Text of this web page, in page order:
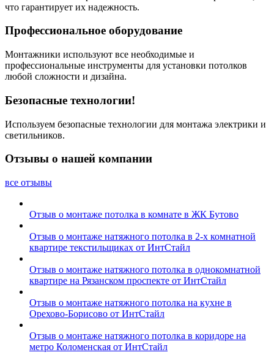
что гарантирует их надежность.
Профессиональное оборудование
Монтажники используют все необходимые и
профессиональные инструменты для установки потолков
любой сложности и дизайна.
Безопасные технологии!
Используем безопасные технологии для монтажа электрики и
светильников.
Отзывы о нашей компании
все отзывы
Отзыв о монтаже потолка в комнате в ЖК Бутово
Отзыв о монтаже натяжного потолка в 2-х комнатной
квартире текстильщиках от ИнтСтайл
Отзыв о монтаже натяжного потолка в однокомнатной
квартире на Рязанском проспекте от ИнтСтайл
Отзыв о монтаже натяжного потолка на кухне в
Орехово-Борисово от ИнтСтайл
Отзыв о монтаже натяжного потолка в коридоре на
метро Коломенская от ИнтСтайл